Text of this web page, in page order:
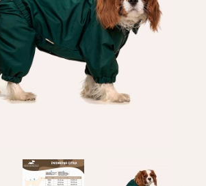
Оплата и доставка
Программа лояльности
Оптовым клиентам